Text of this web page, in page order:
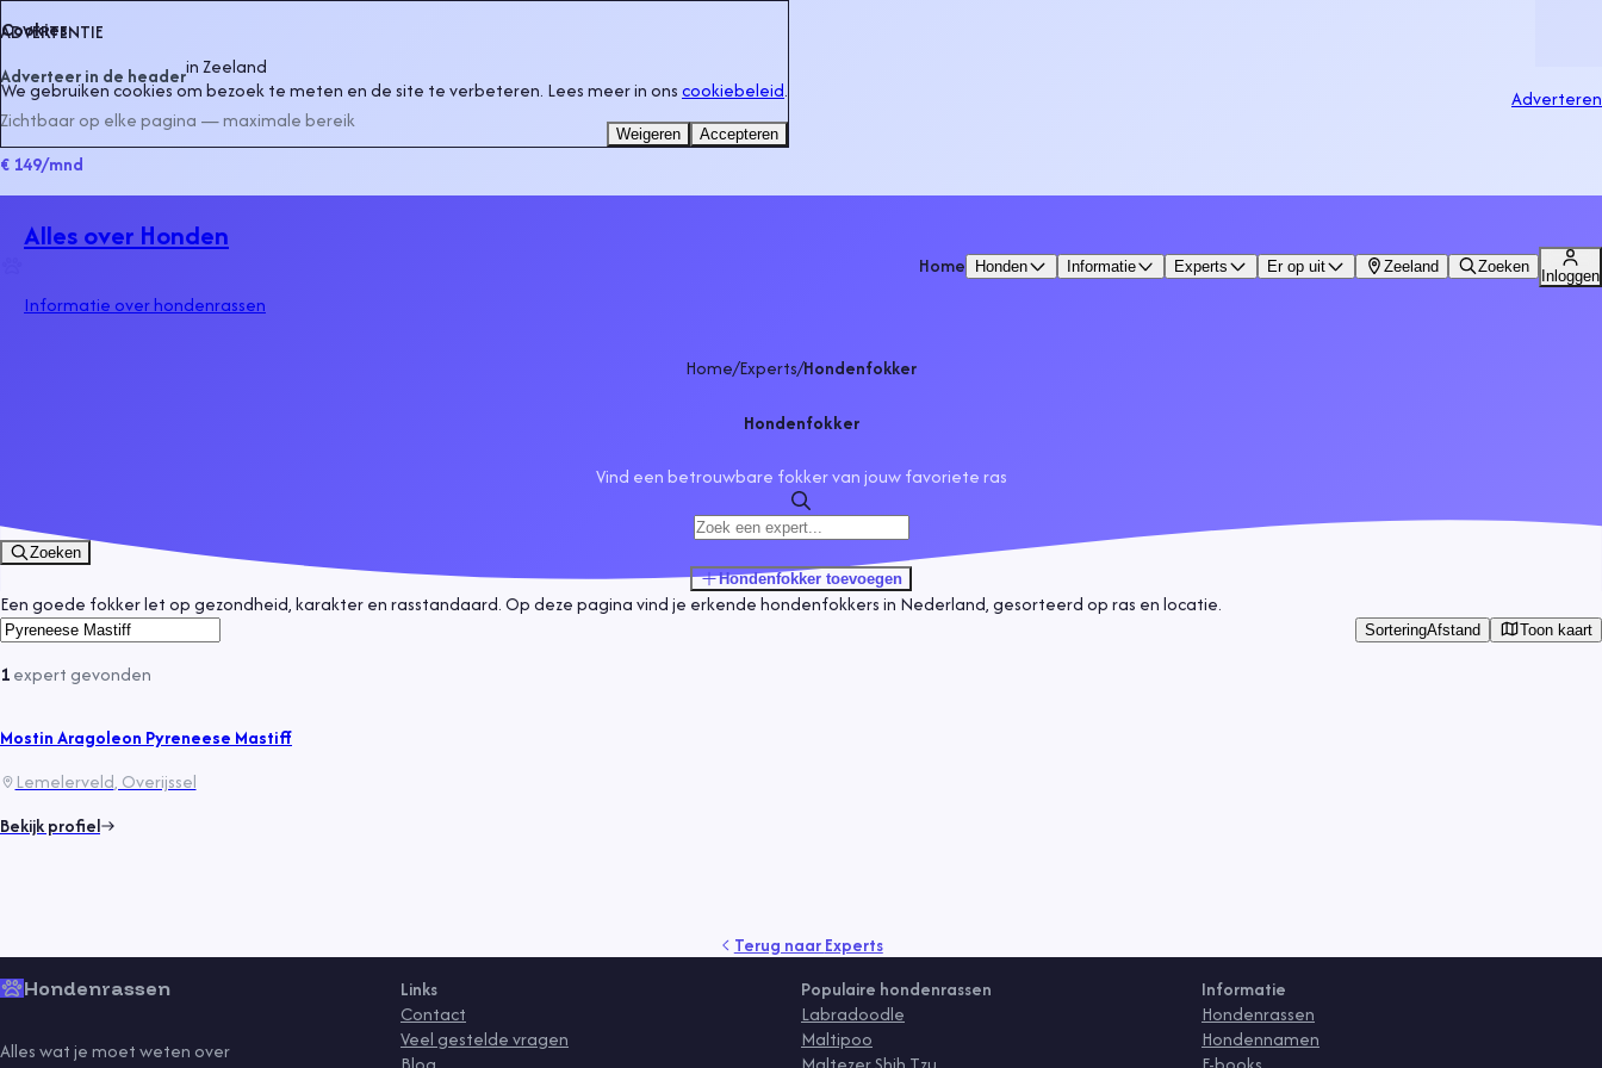
ADVERTENTIE
Adverteer in de headerinZeeland
Zichtbaar op elke pagina — maximale bereik
€ 149/mnd
Adverteren
Alles over Honden
Informatie over hondenrassen
Home Honden Informatie Experts Er op uit Zeeland Zoeken
Inloggen
Home/Experts/Hondenfokker
Hondenfokker
Vind een betrouwbare fokker van jouw favoriete ras
Zoeken
Hondenfokker toevoegen
Een goede fokker let op gezondheid, karakter en rasstandaard. Op deze pagina vind je erkende hondenfokkers in Nederland, gesorteerd op ras en locatie.
SorteringAfstand Toon kaart
1expert gevonden
Mostin Aragoleon Pyreneese Mastiff
Lemelerveld, Overijssel
Bekijk profiel
Terug naarExperts
Hondenrassen
Alles wat je moet weten over
Links
Contact
Veel gestelde vragen
Populaire hondenrassen
Labradoodle
Maltipoo
Informatie
Hondenrassen
Hondennamen
Cookies
We gebruiken cookies om bezoek te meten en de site te verbeteren. Lees meer in onscookiebeleid.
Weigeren Accepteren